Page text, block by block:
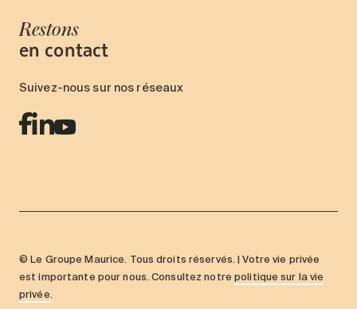
Restons
en contact
Suivez-nous sur nos réseaux
© Le Groupe Maurice. Tous droits réservés. | Votre vie privée
est importante pour nous. Consultez notrepolitique sur la vie
privée.